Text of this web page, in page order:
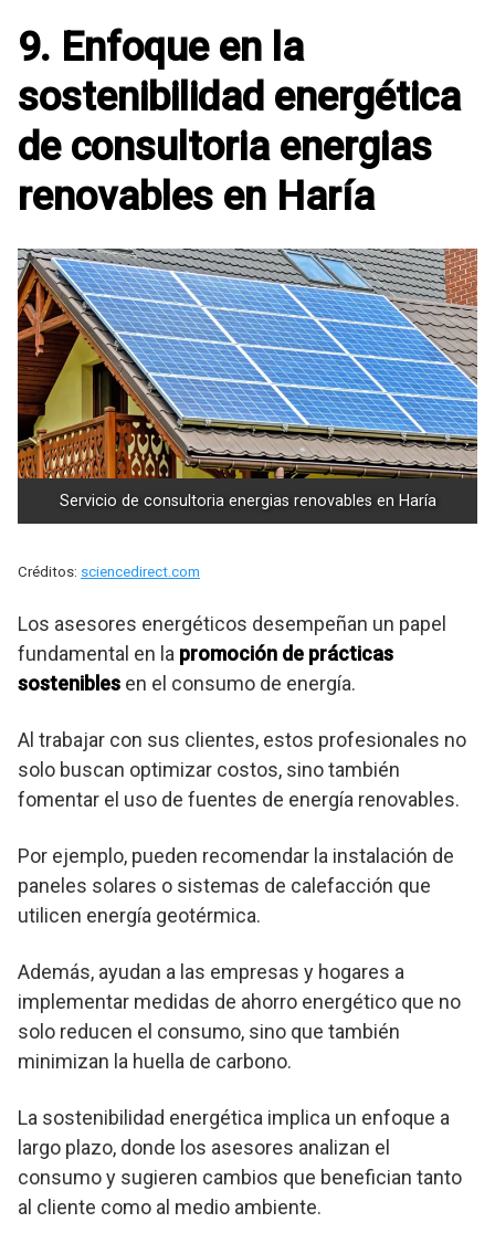
9. Enfoque en la
sostenibilidad energética
de consultoria energias
renovables en Haría
Servicio de consultoria energias renovables en Haría
Créditos: sciencedirect.com
Los asesores energéticos desempeñan un papel
fundamental en la promoción de prácticas
sostenibles en el consumo de energía.
Al trabajar con sus clientes, estos profesionales no
solo buscan optimizar costos, sino también
fomentar el uso de fuentes de energía renovables.
Por ejemplo, pueden recomendar la instalación de
paneles solares o sistemas de calefacción que
utilicen energía geotérmica.
Además, ayudan a las empresas y hogares a
implementar medidas de ahorro energético que no
solo reducen el consumo, sino que también
minimizan la huella de carbono.
La sostenibilidad energética implica un enfoque a
largo plazo, donde los asesores analizan el
consumo y sugieren cambios que benefician tanto
al cliente como al medio ambiente.